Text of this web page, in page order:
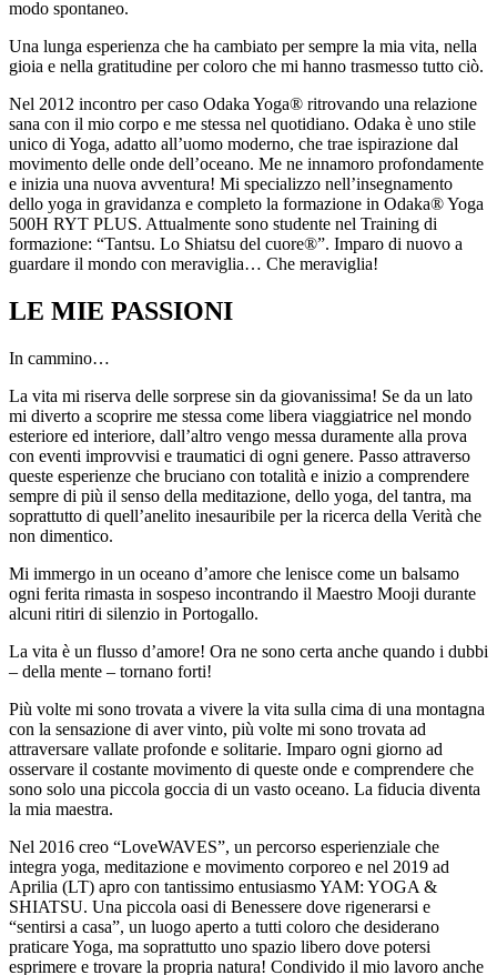
modo spontaneo.
Una lunga esperienza che ha cambiato per sempre la mia vita, nella
gioia e nella gratitudine per coloro che mi hanno trasmesso tutto ciò.
Nel 2012 incontro per caso Odaka Yoga® ritrovando una relazione
sana con il mio corpo e me stessa nel quotidiano. Odaka è uno stile
unico di Yoga, adatto all’uomo moderno, che trae ispirazione dal
movimento delle onde dell’oceano. Me ne innamoro profondamente
e inizia una nuova avventura! Mi specializzo nell’insegnamento
dello yoga in gravidanza e completo la formazione in Odaka® Yoga
500H RYT PLUS. Attualmente sono studente nel Training di
formazione: “Tantsu. Lo Shiatsu del cuore®”. Imparo di nuovo a
guardare il mondo con meraviglia… Che meraviglia!
LE MIE PASSIONI
In cammino…
La vita mi riserva delle sorprese sin da giovanissima! Se da un lato
mi diverto a scoprire me stessa come libera viaggiatrice nel mondo
esteriore ed interiore, dall’altro vengo messa duramente alla prova
con eventi improvvisi e traumatici di ogni genere. Passo attraverso
queste esperienze che bruciano con totalità e inizio a comprendere
sempre di più il senso della meditazione, dello yoga, del tantra, ma
soprattutto di quell’anelito inesauribile per la ricerca della Verità che
non dimentico.
Mi immergo in un oceano d’amore che lenisce come un balsamo
ogni ferita rimasta in sospeso incontrando il Maestro Mooji durante
alcuni ritiri di silenzio in Portogallo.
La vita è un flusso d’amore! Ora ne sono certa anche quando i dubbi
– della mente – tornano forti!
Più volte mi sono trovata a vivere la vita sulla cima di una montagna
con la sensazione di aver vinto, più volte mi sono trovata ad
attraversare vallate profonde e solitarie. Imparo ogni giorno ad
osservare il costante movimento di queste onde e comprendere che
sono solo una piccola goccia di un vasto oceano. La fiducia diventa
la mia maestra.
Nel 2016 creo “LoveWAVES”, un percorso esperienziale che
integra yoga, meditazione e movimento corporeo e nel 2019 ad
Aprilia (LT) apro con tantissimo entusiasmo YAM: YOGA &
SHIATSU. Una piccola oasi di Benessere dove rigenerarsi e
“sentirsi a casa”, un luogo aperto a tutti coloro che desiderano
praticare Yoga, ma soprattutto uno spazio libero dove potersi
esprimere e trovare la propria natura! Condivido il mio lavoro anche